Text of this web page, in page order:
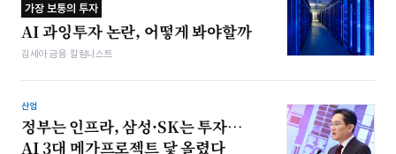
가장 보통의 투자
AI 과잉투자 논란, 어떻게 봐야할까
김세아 금융 칼럼니스트
산업
정부는 인프라, 삼성·SK는 투자…
AI 3대 메가프로젝트 닻 올렸다